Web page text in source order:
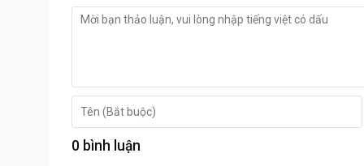
0 bình luận